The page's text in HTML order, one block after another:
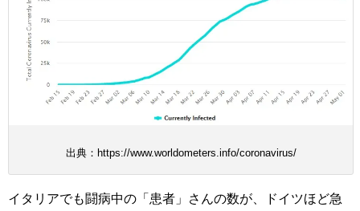
出典：https://www.worldometers.info/coronavirus/
イタリアでも闘病中の「患者」さんの数が、ドイツほど急